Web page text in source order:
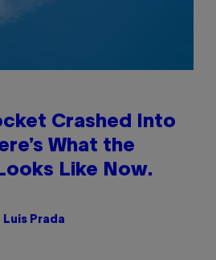
Crashed Into
What the
Like Now.
Luis Prada